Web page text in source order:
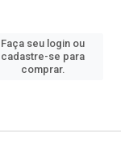
Faça seu login ou
cadastre-se para
comprar.